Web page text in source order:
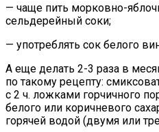
— чаще пить морковно-
сельдерейный соки;
— употреблять сок белого
А еще делать 2-3 раза в
по такому рецепту:
с 2 ч. ложками горчичного
белого или коричневого
горячей водой (двумя или